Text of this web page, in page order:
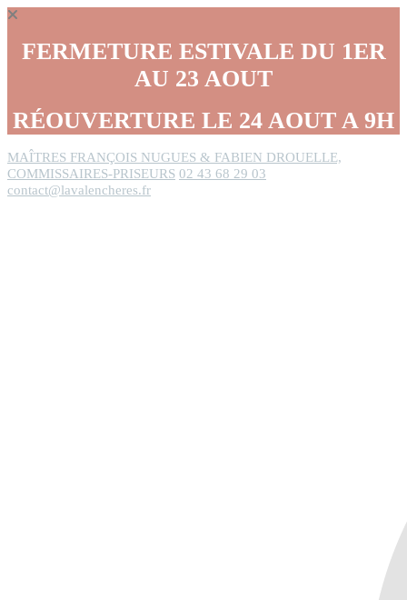
FERMETURE ESTIVALE DU 1ER
AU 23 AOUT
RÉOUVERTURE LE 24 AOUT A 9H
MAÎTRES FRANÇOIS NUGUES & FABIEN DROUELLE,
COMMISSAIRES-PRISEURS 02 43 68 29 03
contact@lavalencheres.fr
Panneau de gestion des cookies